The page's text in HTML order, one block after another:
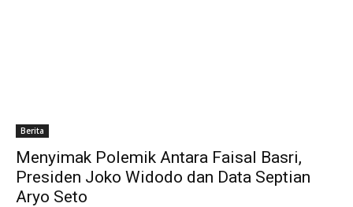
Berita
Menyimak Polemik Antara Faisal Basri,
Presiden Joko Widodo dan Data Septian
Aryo Seto